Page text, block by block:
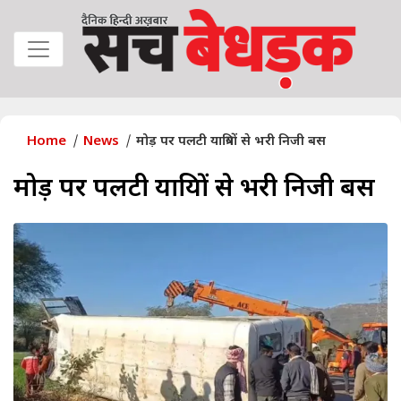
Home News मोड़ पर पलटी यात्रियों से भरी निजी बस
मोड़ पर पलटी यात्रियों से भरी निजी बस